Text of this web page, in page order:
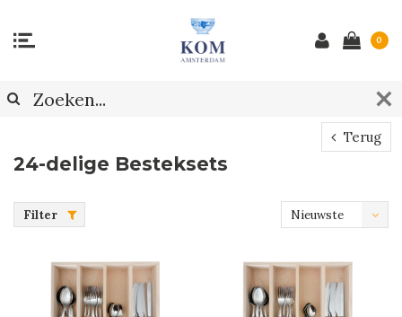
0
Terug
24-delige Besteksets
Filter
Nieuwste